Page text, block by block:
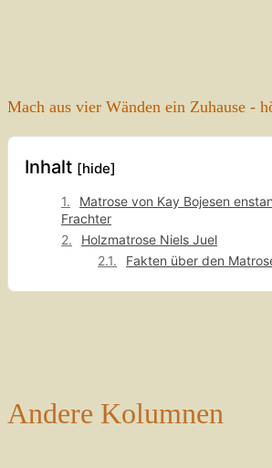
Mach aus vier Wänden ein Zuhause -
Inhalt [hide]
Matrose von Kay Bojesen
Frachter
Holzmatrose Niels Juel
Fakten über den
Andere Kolumnen